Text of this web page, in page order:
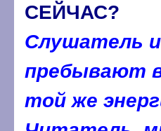
СЕЙЧАС?
Слушатель
пребывают
той же